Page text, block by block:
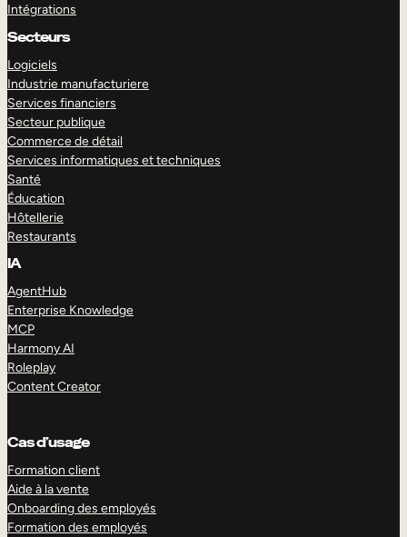
Intégrations
Secteurs
Logiciels
Industrie manufacturiere
Services financiers
Secteur publique
Commerce de détail
Services informatiques et techniques
Santé
Éducation
Hôtellerie
Restaurants
IA
AgentHub
Enterprise Knowledge
MCP
Harmony AI
Roleplay
Content Creator
Cas d’usage
Formation client
Aide à la vente
Onboarding des employés
Formation des employés